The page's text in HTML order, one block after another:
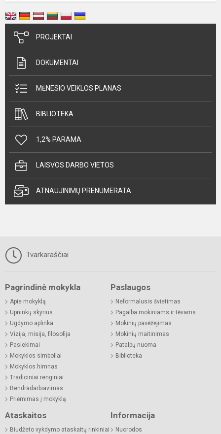
PROJEKTAI
DOKUMENTAI
MĖNESIO VEIKLOS PLANAS
BIBLIOTEKA
1,2% PARAMA
LAISVOS DARBO VIETOS
ATNAUJINIMŲ PRENUMERATA
Tvarkaraščiai
Pagrindinė mokykla
Apie mokyklą
Upninkų skyrius
Ugdymo aplinka
Vizija, misija, filosofija
Pasiekimai
Mokyklos simboliai
Mokyklos himnas
Tradiciniai renginiai
Bendradarbiavimas
Priėmimas į mokyklą
Paslaugos
Neformalusis švietimas
Pagalba mokiniams ir tėvams
Mokinių pavėžėjimas
Mokinių maitinimas
Patalpų nuoma
Biblioteka
Ataskaitos
Biudžeto vykdymo ataskaitų rinkiniai
Informacija
Nuorodos